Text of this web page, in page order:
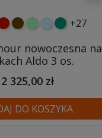
czekoladowy
miętowybłękitny
turkusowy
+27
nowoczesna na
Aldo 3 os.
2 325,00 zł
DO KOSZYKA